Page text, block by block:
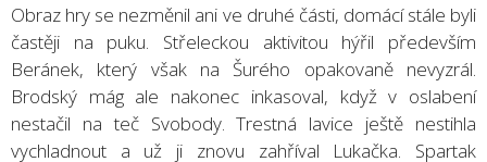
Obraz hry se nezměnil ani ve druhé části, domácí stále byli
častěji na puku. Střeleckou aktivitou hýřil především
Beránek, který však na Šurého opakovaně nevyzrál.
Brodský mág ale nakonec inkasoval, když v oslabení
nestačil na teč Svobody. Trestná lavice ještě nestihla
vychladnout a už ji znovu zahříval Lukačka. Spartak